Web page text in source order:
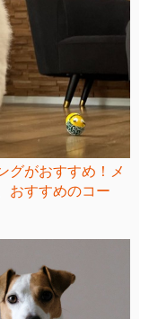
グがおすすめ！メ
おすすめのコー